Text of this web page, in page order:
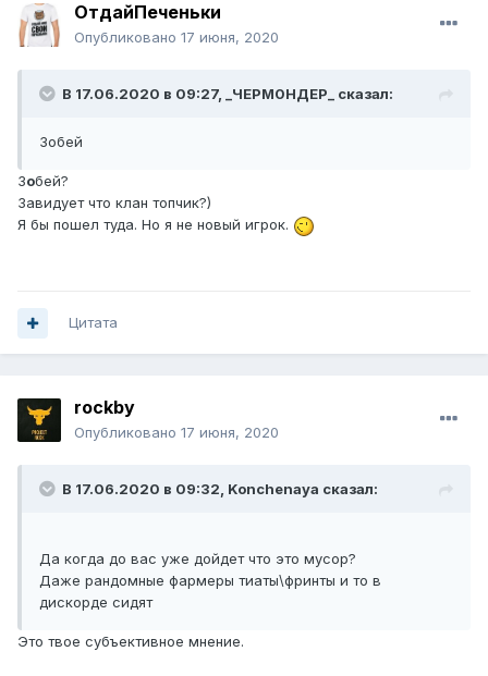
ОтдайПеченьки
Опубликовано 17 июня, 2020
В 17.06.2020 в 09:27, _ЧЕРМ0НДЕР_ сказал:
Зобей
Зобей?
Завидует что клан топчик?)
Я бы пошел туда. Но я не новый игрок.
Цитата
rockby
Опубликовано 17 июня, 2020
В 17.06.2020 в 09:32, Konchenaуa сказал:
Да когда до вас уже дойдет что это мусор?
Даже рандомные фармеры тиаты\фринты и то в
дискорде сидят
Это твое субъективное мнение.